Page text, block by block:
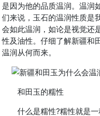
是因为他的品质温润。温润
们来说，玉石的温润性质是
会如此温润，如论是视觉还
性及油性。仔细了解新疆和
温润从何而来。
和田玉的糯性
什么是糯性?糯性就是一